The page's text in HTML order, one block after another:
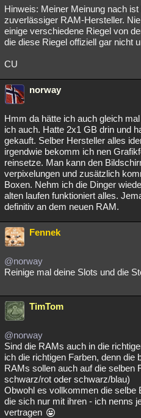
Hinweis: Meiner Meinung nach
zuverlässiger RAM-Hersteller.
einige verschiedene Riegel von
die diese Riegel offiziell gar nicht
CU
norway
Hmm da hätte ich auch gleich
ich auch. Hatte 2x1 GB drin und
gekauft. Selber Hersteller alles
irgendwie bekomm ich nen
reinsetze. Man kann den
verpixelungen und zusätzlich
Boxen. Nehm ich die Dinger
alten laufen funktioniert alles.
definitiv an dem neuen RAM.
Fennek
@norway
Reinige mal deine Slots und die
TimTom
@norway
Sind die RAMs auch in die
ich die richtigen Farben, denn die
RAMs sollen auch auf die selben
schwarz/rot oder schwarz/blau)
Obwohl es vollkommen die selbe
die sich nur mit ihren - ich nenns
vertragen